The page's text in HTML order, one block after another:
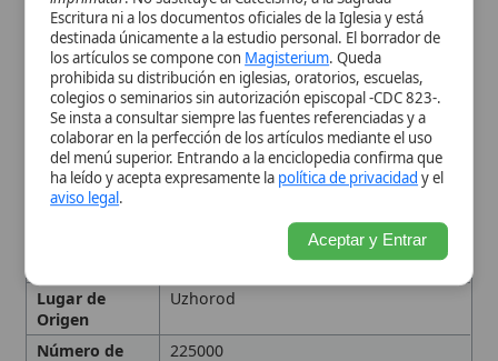
Eclesiástica
Ján Babjak
Lugar de
Origen
Uzhorod
Número de
Miembros
225000
País Eslovaquia
Sede
Prešov
Tipo
Organización eclesiástica